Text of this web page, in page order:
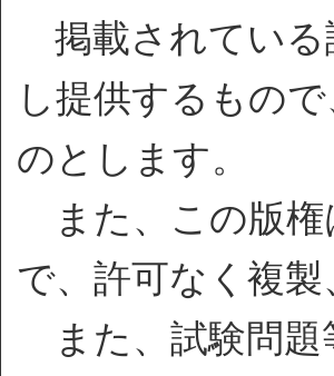
掲載されている
し提供するもの
のとします。
また、この版権
で、許可なく複
また、試験問題